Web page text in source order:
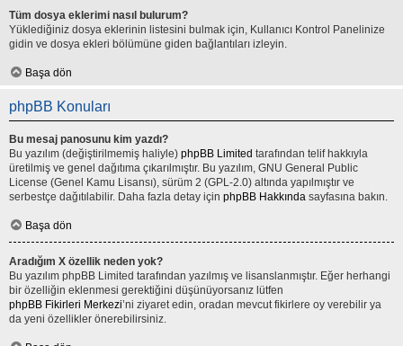
Tüm dosya eklerimi nasıl bulurum?
Yüklediğiniz dosya eklerinin listesini bulmak için, Kullanıcı Kontrol Panelinize
gidin ve dosya ekleri bölümüne giden bağlantıları izleyin.
Başa dön
phpBB Konuları
Bu mesaj panosunu kim yazdı?
Bu yazılım (değiştirilmemiş haliyle) phpBB Limited tarafından telif hakkıyla
üretilmiş ve genel dağıtıma çıkarılmıştır. Bu yazılım, GNU General Public
License (Genel Kamu Lisansı), sürüm 2 (GPL-2.0) altında yapılmıştır ve
serbestçe dağıtılabilir. Daha fazla detay için phpBB Hakkında sayfasına bakın.
Başa dön
Aradığım X özellik neden yok?
Bu yazılım phpBB Limited tarafından yazılmış ve lisanslanmıştır. Eğer herhangi
bir özelliğin eklenmesi gerektiğini düşünüyorsanız lütfen
phpBB Fikirleri Merkezi’ni ziyaret edin, oradan mevcut fikirlere oy verebilir ya
da yeni özellikler önerebilirsiniz.